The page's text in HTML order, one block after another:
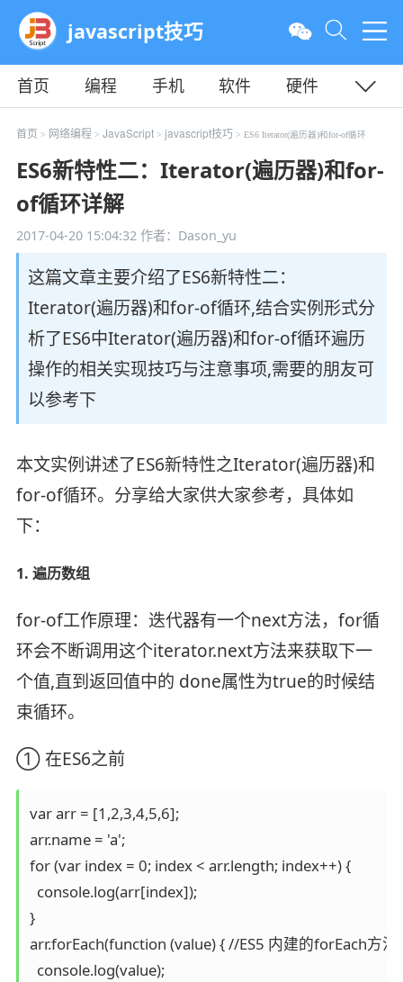
javascript技巧
首页 编程 手机 软件
硬件
教程
平面 服务器
首页 > 网络编程 > JavaScript> javascript技巧 > ES6 Iterator(遍历器)和for-of循环
ES6新特性二：Iterator(遍历器)和for-
of循环详解
2017-04-20 15:04:32作者：Dason_yu
这篇文章主要介绍了ES6新特性二：
Iterator(遍历器)和for-of循环,结合实例形式分
析了ES6中Iterator(遍历器)和for-of循环遍历
操作的相关实现技巧与注意事项,需要的朋友可
以参考下
本文实例讲述了ES6新特性之Iterator(遍历器)和
for-of循环。分享给大家供大家参考，具体如
下：
1. 遍历数组
for-of工作原理：迭代器有一个next方法，for循
环会不断调用这个iterator.next方法来获取下一
个值,直到返回值中的 done属性为true的时候结
束循环。
① 在ES6之前
var arr = [1,2,3,4,5,6];
arr.name = 'a';
for (var index = 0; index < arr.length; index++) {
  console.log(arr[index]);
}
arr.forEach(function (value) { //ES5 内建的forEach方
  console.log(value);